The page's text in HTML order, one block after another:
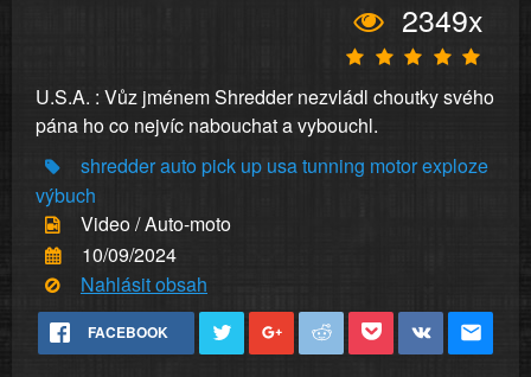
2349x
U.S.A. : Vůz jménem Shredder nezvládl choutky svého
pána ho co nejvíc nabouchat a vybouchl.
shredderautopick up usatunning motorexploze
výbuch
Video / Auto-moto
10/09/2024
Nahlásit obsah
FACEBOOK